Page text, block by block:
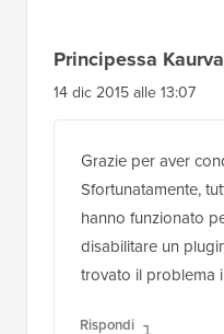
Principessa
14 dic 2015 alle 13:07
Grazie per aver
Sfortunatamente,
hanno funzionato
disabilitare un
trovato il problema
Rispondi